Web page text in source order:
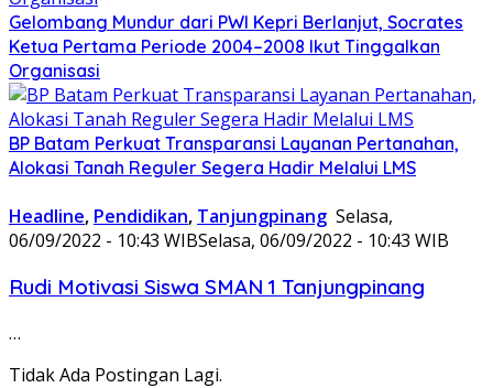
Gelombang Mundur dari PWI Kepri Berlanjut, Socrates
Ketua Pertama Periode 2004–2008 Ikut Tinggalkan
Organisasi
BP Batam Perkuat Transparansi Layanan Pertanahan,
Alokasi Tanah Reguler Segera Hadir Melalui LMS
Headline, Pendidikan, Tanjungpinang Selasa,
06/09/2022 - 10:43 WIBSelasa, 06/09/2022 - 10:43 WIB
Rudi Motivasi Siswa SMAN 1 Tanjungpinang
…
Tidak Ada Postingan Lagi.